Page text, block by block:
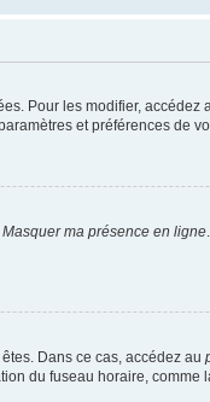
Pour les modifier, accédez
et préférences de
Masquer ma présence en ligne
Dans ce cas, accédez au
du fuseau horaire,